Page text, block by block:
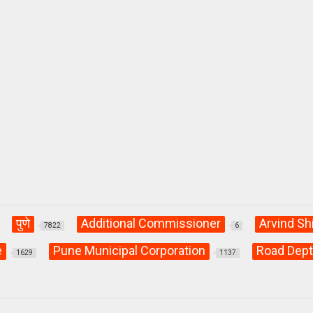
पुणे 7822 Additional Commissioner 6 Arvind
1629 Pune Municipal Corporation 1137 Road Dept